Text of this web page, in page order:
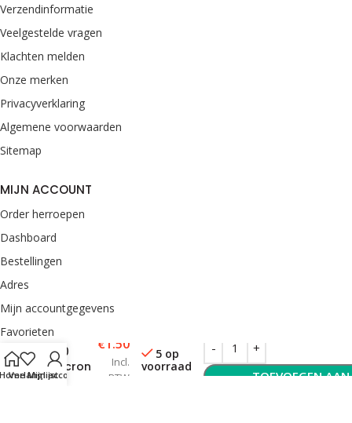
Verzendinformatie
Veelgestelde vragen
Klachten melden
Onze merken
Privacyverklaring
Algemene voorwaarden
Sitemap
MIJN ACCOUNT
Order herroepen
Dashboard
Bestellingen
Adres
Mijn accountgegevens
Favorieten
CONTACT
Prism
100
micron
Flight
€ 1.50
Incl.
BTW
5 op
voorraad
TOEVOEGEN
Verlanglijst
Mijn account